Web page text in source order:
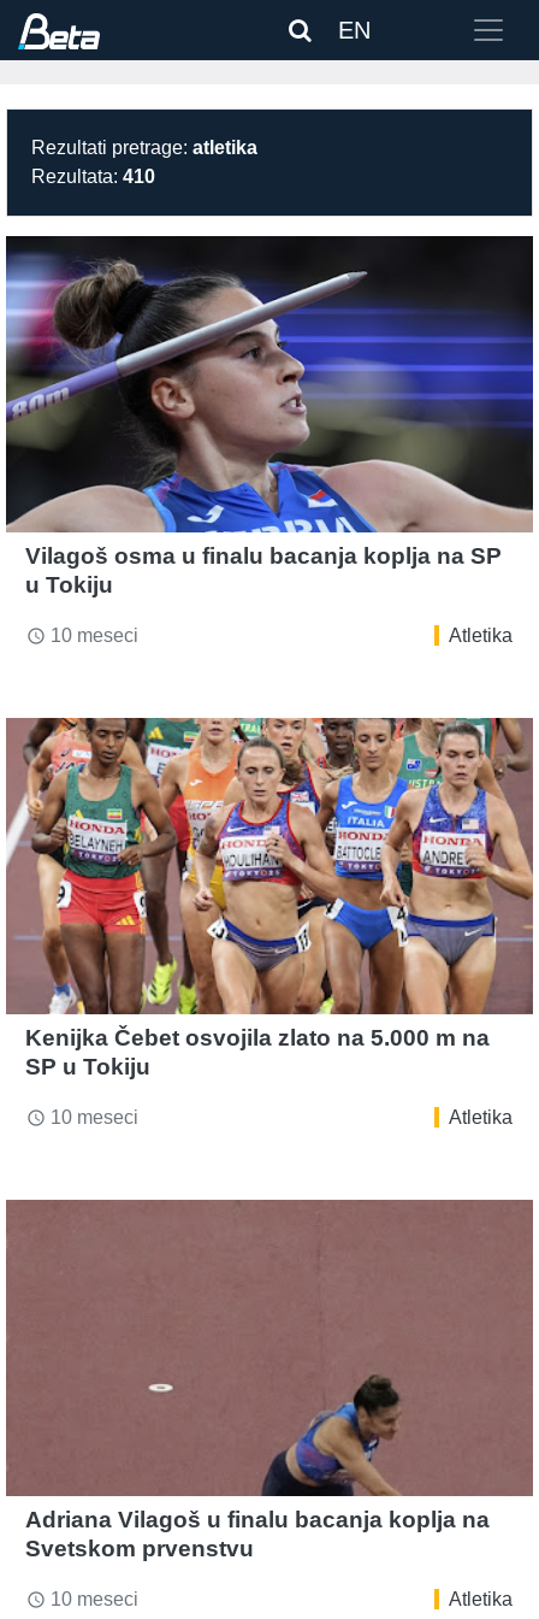
EN
Rezultati pretrage: atletika
Rezultata: 410
Vilagoš osma u finalu bacanja koplja na SP
u Tokiju
access_time 10 meseci Atletika
Kenijka Čebet osvojila zlato na 5.000 m na
SP u Tokiju
access_time 10 meseci Atletika
Adriana Vilagoš u finalu bacanja koplja na
Svetskom prvenstvu
access_time 10 meseci Atletika